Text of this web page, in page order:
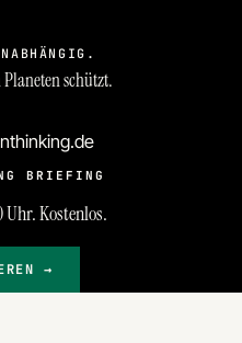
schützt.
BRIEFING
Uhr. Kostenlos.
→